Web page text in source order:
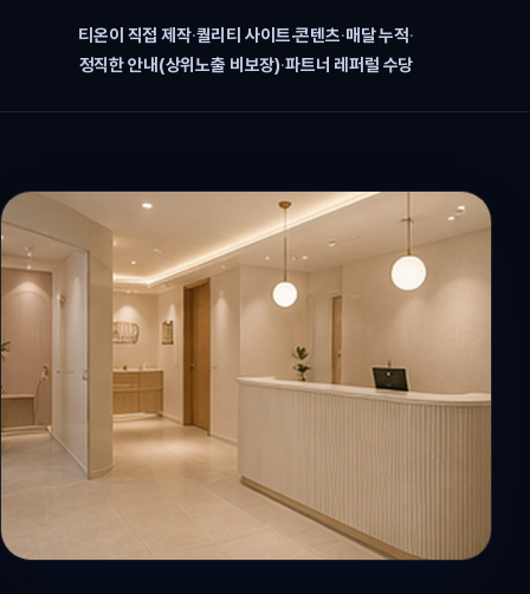
티온이 직접 제작·퀄리티 사이트·콘텐츠·매달 누적·
정직한 안내(상위노출 비보장)·파트너 레퍼럴 수당